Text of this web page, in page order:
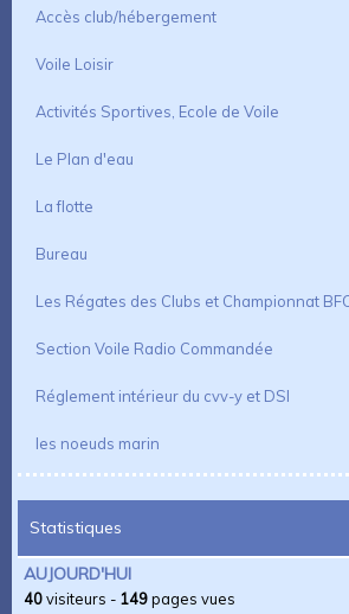
Accès club/hébergement
Voile Loisir
Activités Sportives, Ecole de Voile
Le Plan d'eau
La flotte
Bureau
Les Régates des Clubs et Championnat
Section Voile Radio Commandée
Réglement intérieur du cvv-y et DSI
les noeuds marin
Statistiques
AUJOURD'HUI
40visiteurs - 149pages vues